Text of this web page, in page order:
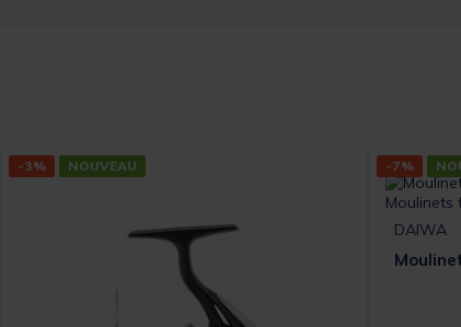
-3% NOUVEAU -7%
DAIWA